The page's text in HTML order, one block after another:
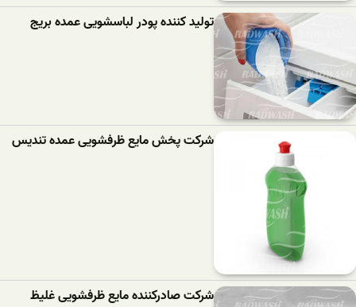
تولید کننده پودر لباسشویی عمده بریج
شرکت پخش مایع ظرفشویی عمده تندیس
شرکت صادرکننده مایع ظرفشویی غلیظ